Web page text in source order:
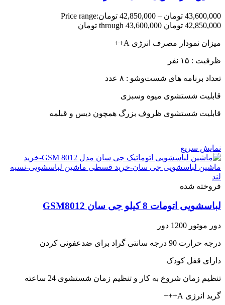
43,600,000 تومان –
42,850,000 تومانPrice range:
42,850,000 تومان through 43,600,000 تومان
میزان نمودار مصرف انرژی A++
ظرفیت : ۱۵ نفر
تعداد برنامه های شست‌وشو : ۸ عدد
قابلیت شستشوی میوه وسبزی
قابلیت شستشوی ظروف بزرگ همچون دیس و قبلمه
نمایش سریع
فروخته شده
لباسشویی اتومات 8 کیلو جی سان GSM8012
دور موتور 1200 دور
درجه حرارت 90 درجه سانتی گراد برای ضدعفونی کردن
دارای قفل کودک
تنظیم زمان شروع به کار و تنظیم زمان شستشوی 24 ساعته
گرید انرژی A+++